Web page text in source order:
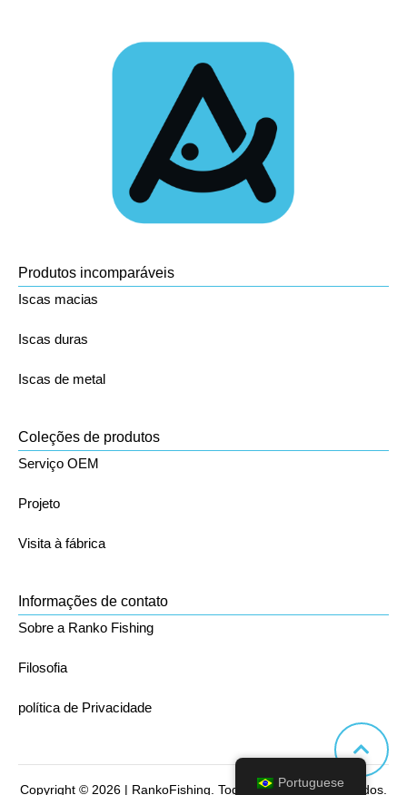
Produtos incomparáveis
Iscas macias
Iscas duras
Iscas de metal
Coleções de produtos
Serviço OEM
Projeto
Visita à fábrica
Informações de contato
Sobre a Ranko Fishing
Filosofia
política de Privacidade
Copyright © 2026 | RankoFishing. Todos os direitos reservados.
Portuguese